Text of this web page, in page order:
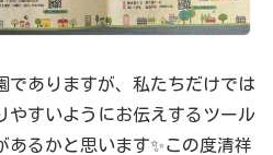
でありますが、私たちだけでは
やすいようにお伝えするツール
あるかと思います✨この度清祥